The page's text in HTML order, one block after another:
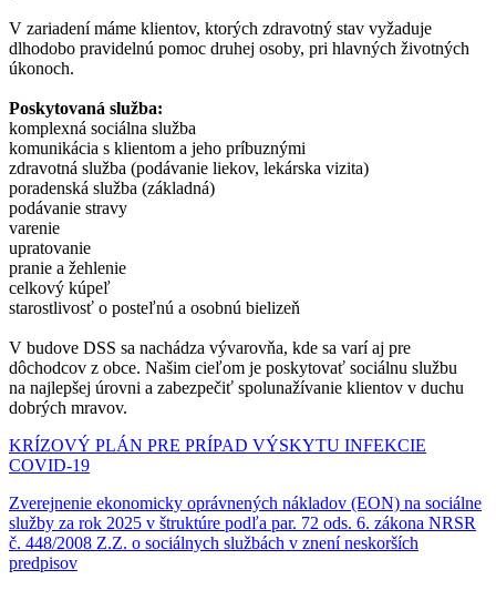
V zariadení máme klientov, ktorých zdravotný stav vyžaduje
dlhodobo pravidelnú pomoc druhej osoby, pri hlavných životných
úkonoch.
Poskytovaná služba:
komplexná sociálna služba
komunikácia s klientom a jeho príbuznými
zdravotná služba (podávanie liekov, lekárska vizita)
poradenská služba (základná)
podávanie stravy
varenie
upratovanie
pranie a žehlenie
celkový kúpeľ
starostlivosť o posteľnú a osobnú bielizeň
V budove DSS sa nachádza vývarovňa, kde sa varí aj pre
dôchodcov z obce. Našim cieľom je poskytovať sociálnu službu
na najlepšej úrovni a zabezpečiť spolunažívanie klientov v duchu
dobrých mravov.
KRÍZOVÝ PLÁN PRE PRÍPAD VÝSKYTU INFEKCIE
COVID-19
Zverejnenie ekonomicky oprávnených nákladov (EON) na sociálne
služby za rok 2025 v štruktúre podľa par. 72 ods. 6. zákona NRSR
č. 448/2008 Z.Z. o sociálnych službách v znení neskorších
predpisov